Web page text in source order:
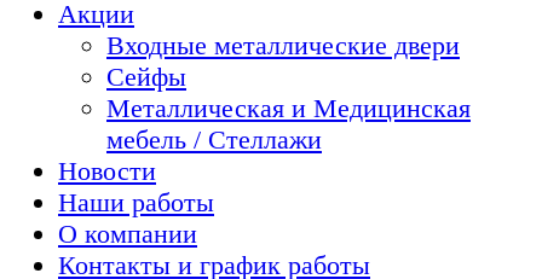
Акции
Входные металлические двери
Сейфы
Металлическая и Медицинская
мебель / Стеллажи
Новости
Наши работы
О компании
Контакты и график работы